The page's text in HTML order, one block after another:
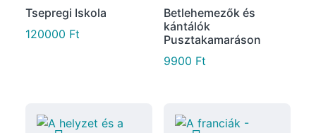
Tsepregi Iskola
120000 Ft
Betlehemezők és
kántálók
Pusztakamaráson
9900 Ft